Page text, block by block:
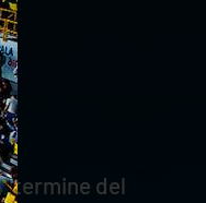
termine del